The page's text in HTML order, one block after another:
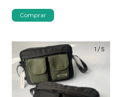
Comprar
1 /5